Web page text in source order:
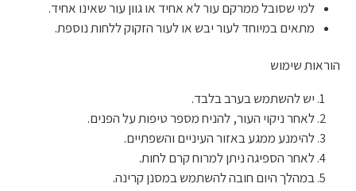
למי שסובל ממרקם עור לא אחיד או גוון עור שאינו אחיד.
מתאים במיוחד לעור יבש או לעור הזקוק ללחות נוספת.
הוראות שימוש
יש להשתמש בערב בלבד.
לאחר ניקוי העור, להניח מספר טיפות על הפנים.
להימנע ממגע באזור העיניים והשפתיים.
לאחר הספיגה ניתן למרוח קרם לחות.
במהלך היום חובה להשתמש במסנן קרינה.